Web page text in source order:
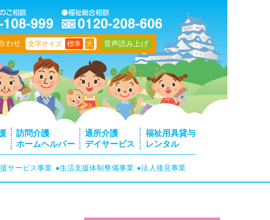
わせ 文字サイズ 標準 大 音声読み上げ
訪問介護
ホームヘルパー
通所介護
デイサービス
福祉用具貸与
レンタル
サービス事業 ●生活支援体制整備事業 ●法人後見事業